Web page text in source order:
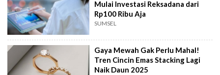
Mulai Investasi Reksadana dari
Rp100 Ribu Aja
SUMSEL
Gaya Mewah Gak Perlu Mahal!
Tren Cincin Emas Stacking Lagi
Naik Daun 2025